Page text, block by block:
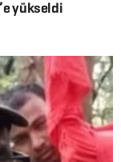
yükseldi